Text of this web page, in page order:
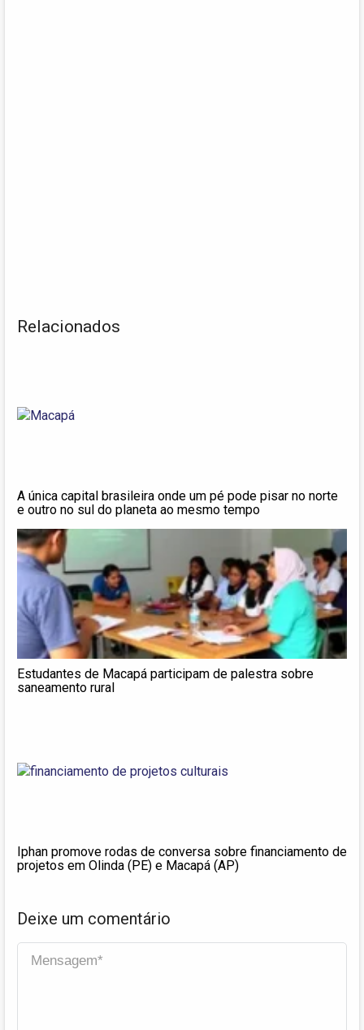
Relacionados
A única capital brasileira onde um pé pode pisar no norte
e outro no sul do planeta ao mesmo tempo
Estudantes de Macapá participam de palestra sobre
saneamento rural
Iphan promove rodas de conversa sobre financiamento de
projetos em Olinda (PE) e Macapá (AP)
Deixe um comentário